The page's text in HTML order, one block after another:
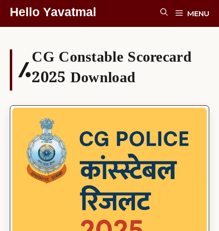
SkipHello Yavatmal MENU
CG Constable Scorecard
2025 Download